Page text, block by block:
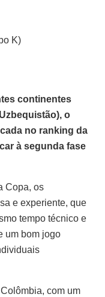
K)
continentes
o
no ranking da
à segunda fase
Copa, os
e experiente, que
tempo técnico e
um bom jogo
com um